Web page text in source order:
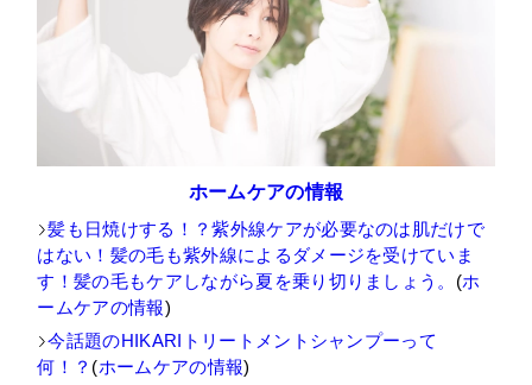
ホームケアの情報
髪も日焼けする！？紫外線ケアが必要なのは肌だけで
はない！髪の毛も紫外線によるダメージを受けていま
す！髪の毛もケアしながら夏を乗り切りましょう。 (ホ
ームケアの情報)
今話題のHIKARIトリートメントシャンプーって
何！？ (ホームケアの情報)